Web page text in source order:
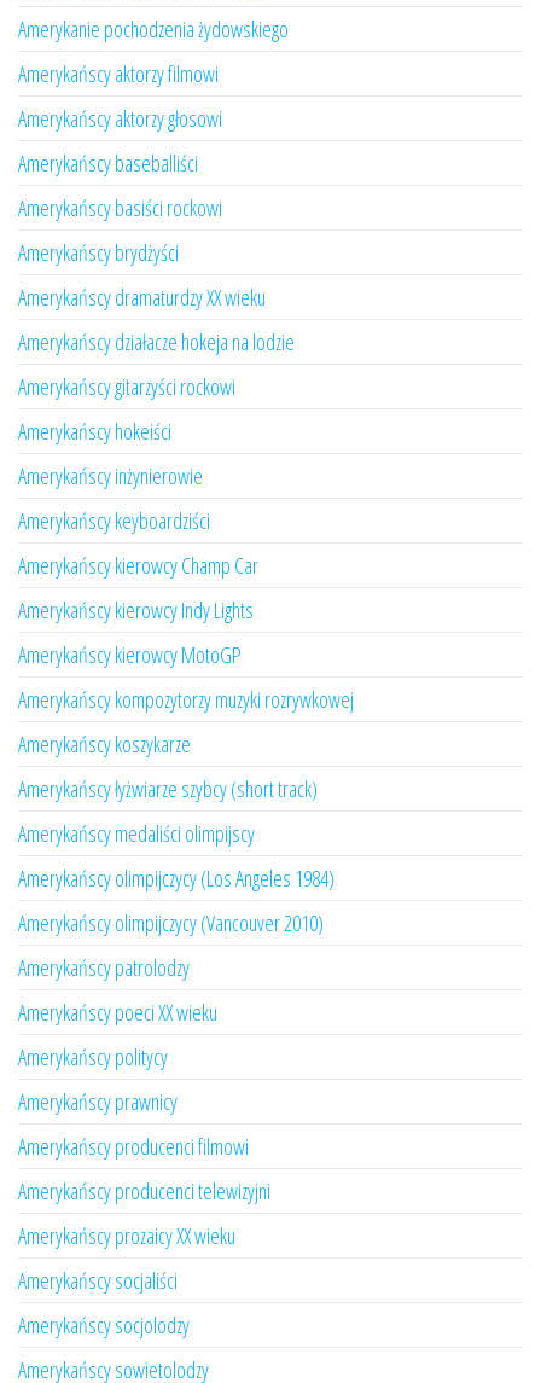
Amerykanie pochodzenia żydowskiego
Amerykańscy aktorzy filmowi
Amerykańscy aktorzy głosowi
Amerykańscy baseballiści
Amerykańscy basiści rockowi
Amerykańscy brydżyści
Amerykańscy dramaturdzy XX wieku
Amerykańscy działacze hokeja na lodzie
Amerykańscy gitarzyści rockowi
Amerykańscy hokeiści
Amerykańscy inżynierowie
Amerykańscy keyboardziści
Amerykańscy kierowcy Champ Car
Amerykańscy kierowcy Indy Lights
Amerykańscy kierowcy MotoGP
Amerykańscy kompozytorzy muzyki rozrywkowej
Amerykańscy koszykarze
Amerykańscy łyżwiarze szybcy (short track)
Amerykańscy medaliści olimpijscy
Amerykańscy olimpijczycy (Los Angeles 1984)
Amerykańscy olimpijczycy (Vancouver 2010)
Amerykańscy patrolodzy
Amerykańscy poeci XX wieku
Amerykańscy politycy
Amerykańscy prawnicy
Amerykańscy producenci filmowi
Amerykańscy producenci telewizyjni
Amerykańscy prozaicy XX wieku
Amerykańscy socjaliści
Amerykańscy socjolodzy
Amerykańscy sowietolodzy